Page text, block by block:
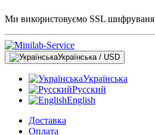
Ми використовуємо SSL шифруваня
Українська / USD
Українська
Русский
English
Доставка
Оплата